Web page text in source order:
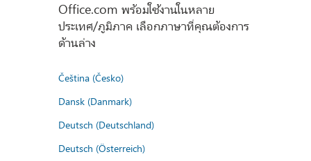
Office.com พร้อมใช้งานในหลาย
ประเทศ/ภูมิภาค เลือกภาษาที่คุณต้องการ
ด้านล่าง
Čeština (Česko)
Dansk (Danmark)
Deutsch (Deutschland)
Deutsch (Österreich)